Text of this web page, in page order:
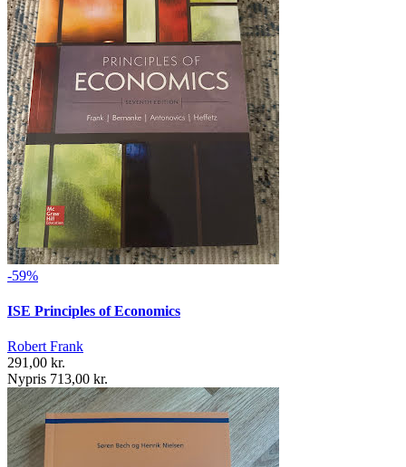
-59%
ISE Principles of Economics
Robert Frank
291,00 kr.
Nypris 713,00 kr.